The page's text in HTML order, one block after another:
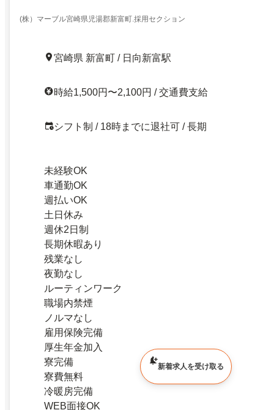
(株）マーブル宮崎県児湯郡新富町.採用セクション
宮崎県 新富町 / 日向新富駅
時給1,500円〜2,100円 / 交通費支給
シフト制 / 18時までに退社可 / 長期
未経験OK
車通勤OK
週払いOK
土日休み
週休2日制
長期休暇あり
残業なし
夜勤なし
ルーティンワーク
職場内禁煙
ノルマなし
雇用保険完備
厚生年金加入
寮完備
寮費無料
冷暖房完備
WEB面接OK
新着求人を受け取る